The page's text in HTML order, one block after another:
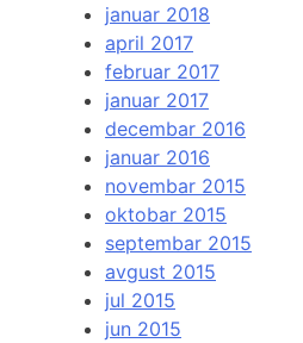
januar 2018
april 2017
februar 2017
januar 2017
decembar 2016
januar 2016
novembar 2015
oktobar 2015
septembar 2015
avgust 2015
jul 2015
jun 2015